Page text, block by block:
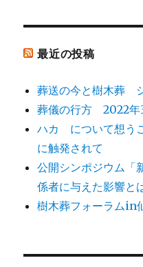
最近の投稿
葬送の今と樹木葬
葬儀の行方 2022年
ハカ について想う
に触発されて
公開シンポジウム「
係者に与えた影響と
樹木葬フォーラムin